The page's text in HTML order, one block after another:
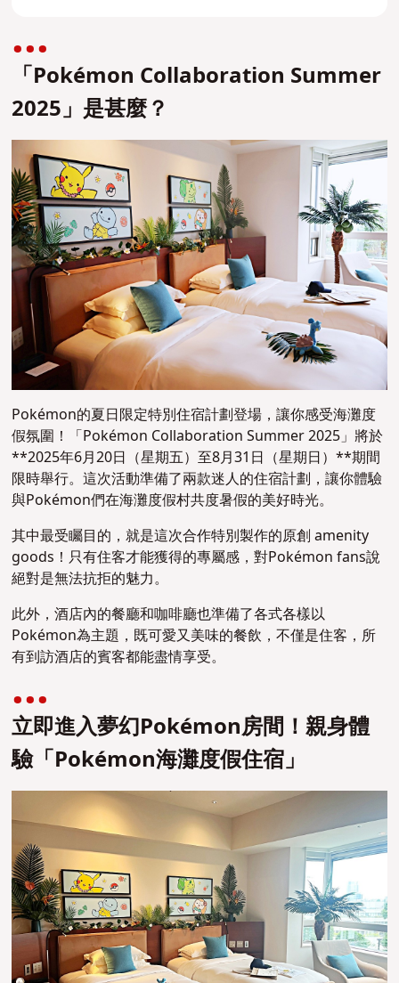
「Pokémon Collaboration Summer
2025」是甚麼？
Pokémon的夏日限定特別住宿計劃登場，讓你感受海灘度
假氛圍！「Pokémon Collaboration Summer 2025」將於
**2025年6月20日（星期五）至8月31日（星期日）**期間
限時舉行。這次活動準備了兩款迷人的住宿計劃，讓你體驗
與Pokémon們在海灘度假村共度暑假的美好時光。
其中最受矚目的，就是這次合作特別製作的原創 amenity
goods！只有住客才能獲得的專屬感，對Pokémon fans說
絕對是無法抗拒的魅力。
此外，酒店內的餐廳和咖啡廳也準備了各式各樣以
Pokémon為主題，既可愛又美味的餐飲，不僅是住客，所
有到訪酒店的賓客都能盡情享受。
立即進入夢幻Pokémon房間！親身體
驗「Pokémon海灘度假住宿」